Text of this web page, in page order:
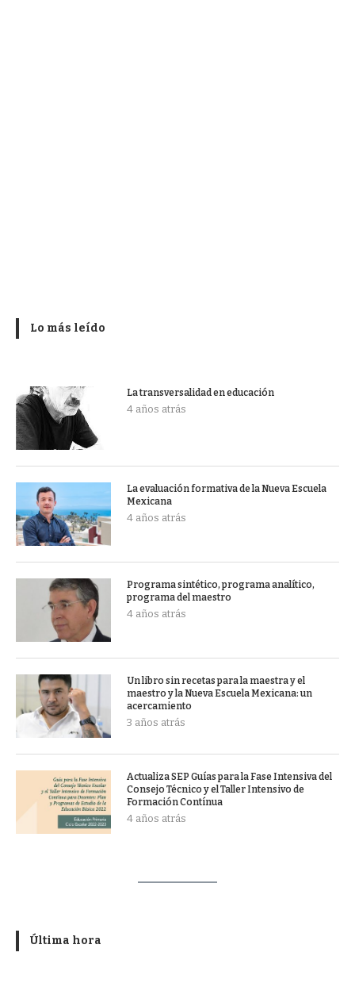
Lo más leído
La transversalidad en educación
4 años atrás
La evaluación formativa de la Nueva Escuela
Mexicana
4 años atrás
Programa sintético, programa analítico,
programa del maestro
4 años atrás
Un libro sin recetas para la maestra y el
maestro y la Nueva Escuela Mexicana: un
acercamiento
3 años atrás
Actualiza SEP Guías para la Fase Intensiva del
Consejo Técnico y el Taller Intensivo de
Formación Contínua
4 años atrás
Última hora